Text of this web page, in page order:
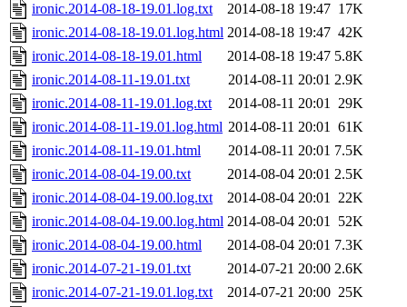
ironic.2014-08-18-19.01.log.txt
2014-08-18 19:47 17K
ironic.2014-08-18-19.01.log.html 2014-08-18 19:47 42K
ironic.2014-08-18-19.01.html
2014-08-18 19:47 5.8K
ironic.2014-08-11-19.01.txt
2014-08-11 20:01 2.9K
ironic.2014-08-11-19.01.log.txt
2014-08-11 20:01 29K
ironic.2014-08-11-19.01.log.html 2014-08-11 20:01 61K
ironic.2014-08-11-19.01.html
2014-08-11 20:01 7.5K
ironic.2014-08-04-19.00.txt
2014-08-04 20:01 2.5K
ironic.2014-08-04-19.00.log.txt
2014-08-04 20:01 22K
ironic.2014-08-04-19.00.log.html 2014-08-04 20:01 52K
ironic.2014-08-04-19.00.html
2014-08-04 20:01 7.3K
ironic.2014-07-21-19.01.txt
2014-07-21 20:00 2.6K
ironic.2014-07-21-19.01.log.txt
2014-07-21 20:00 25K